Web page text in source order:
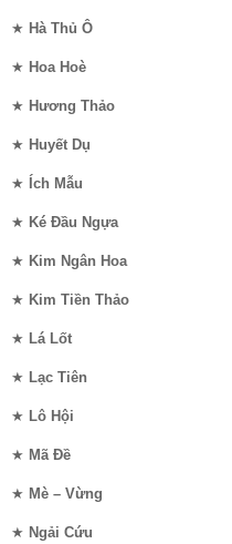
★ Hà Thủ Ô
★ Hoa Hoè
★ Hương Thảo
★ Huyết Dụ
★ Ích Mẫu
★ Ké Đầu Ngựa
★ Kim Ngân Hoa
★ Kim Tiền Thảo
★ Lá Lốt
★ Lạc Tiên
★ Lô Hội
★ Mã Đề
★ Mè – Vừng
★ Ngải Cứu